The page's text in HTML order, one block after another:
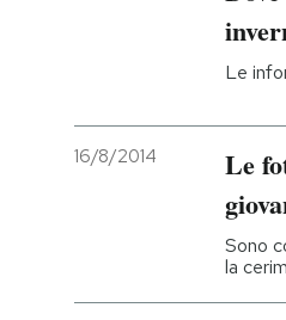
Le
16/8/2014
Le
Sono
la